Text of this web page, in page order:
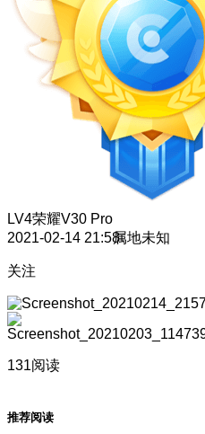
LV4荣耀V30 Pro
2021-02-14 21:58属地未知
关注
131阅读
推荐阅读